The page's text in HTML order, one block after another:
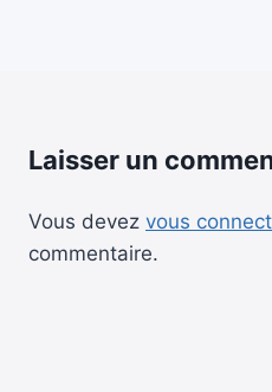
Laisser un
Vous devez vous
commentaire.